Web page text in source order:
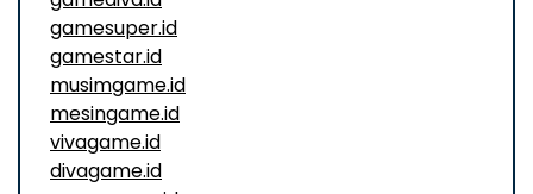
gamesuper.id
gamestar.id
musimgame.id
mesingame.id
vivagame.id
divagame.id